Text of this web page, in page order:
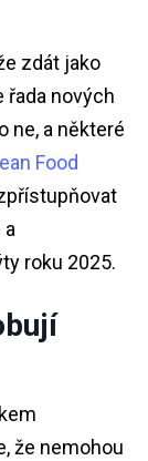
zdát jako
řada nových
ne, a některé
Food
roku 2025.
že nemohou